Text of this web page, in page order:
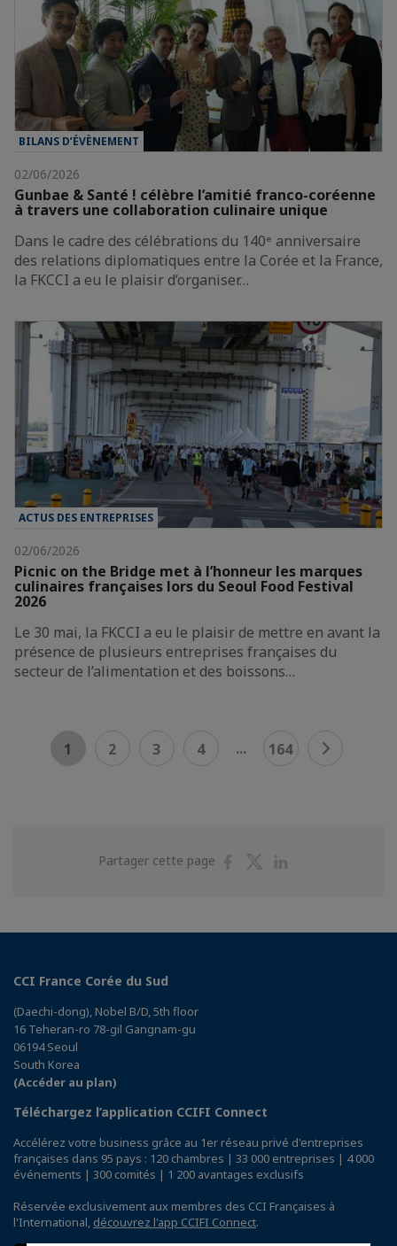
BILANS D’ÉVÈNEMENT
02/06/2026
Gunbae & Santé ! célèbre l’amitié franco-coréenne
à travers une collaboration culinaire unique
Dans le cadre des célébrations du 140ᵉ anniversaire
des relations diplomatiques entre la Corée et la France,
la FKCCI a eu le plaisir d’organiser…
ACTUS DES ENTREPRISES
02/06/2026
Picnic on the Bridge met à l’honneur les marques
culinaires françaises lors du Seoul Food Festival
2026
Le 30 mai, la FKCCI a eu le plaisir de mettre en avant la
présence de plusieurs entreprises françaises du
secteur de l’alimentation et des boissons…
1 2 3 4 ... 164
Partager cette page
PartagerPartager
CCI France Corée du Sud
(Daechi-dong), Nobel B/D, 5th floor
16 Teheran-ro 78-gil Gangnam-gu
06194 Seoul
South Korea
(Accéder au plan)
Téléchargez l’application CCIFI Connect
Accélérez votre business grâce au 1er réseau privé d'entreprises
françaises dans 95 pays : 120 chambres | 33 000 entreprises | 4 000
événements | 300 comités | 1 200 avantages exclusifs
Réservée exclusivement aux membres des CCI Françaises à
l'International, découvrez l'app CCIFI Connect.